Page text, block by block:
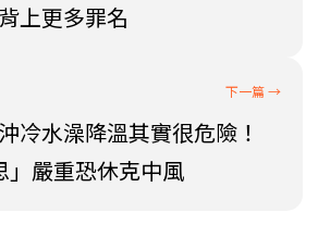
上更多罪名
冷水澡降溫其實很危險！
」嚴重恐休克中風